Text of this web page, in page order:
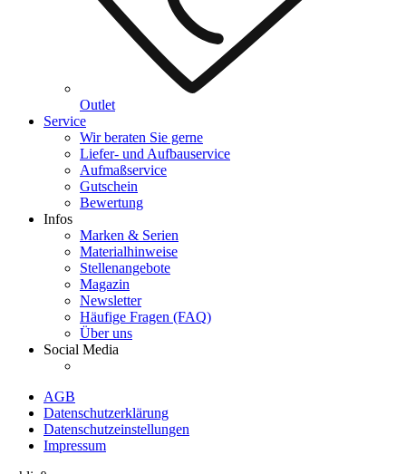
Outlet
Service
Wir beraten Sie gerne
Liefer- und Aufbauservice
Aufmaßservice
Gutschein
Bewertung
Infos
Marken & Serien
Materialhinweise
Stellenangebote
Magazin
Newsletter
Häufige Fragen (FAQ)
Über uns
Social Media
AGB
Datenschutzerklärung
Datenschutzeinstellungen
Impressum